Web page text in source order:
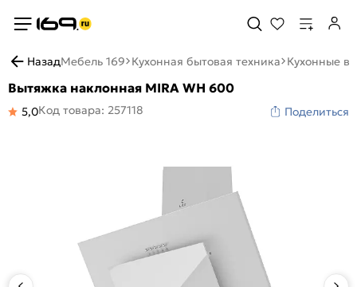
НазадМебель 169 Кухонная бытовая техника Кухонные
Вытяжка наклонная MIRA WH 600
5,0Код товара: 257118 Поделиться